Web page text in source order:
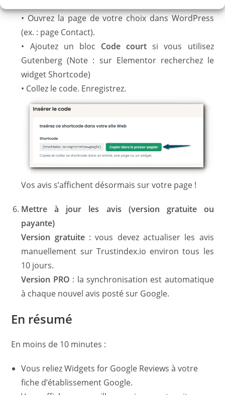
• Ouvrez la page de votre choix dans WordPress
(ex. : page Contact).
• Ajoutez un bloc Code courtsi vous utilisez
Gutenberg (Note : sur Elementor recherchez le
widget Shortcode)
• Collez le code. Enregistrez.
Vos avis s’affichent désormais sur votre page !
Mettre à jour les avis (version gratuite ou
payante)
Version gratuite : vous devez actualiser les avis
manuellement sur Trustindex.io environ tous les
10 jours.
Version PRO : la synchronisation est automatique
à chaque nouvel avis posté sur Google.
En résumé
En moins de 10 minutes :
Vous reliez Widgets for Google Reviews à votre
fiche d’établissement Google.